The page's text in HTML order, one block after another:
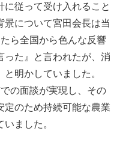
従って受け入れること
景について宮田会長は当
ら全国から色んな反響
った』と言われたが、消
明かしていました。
の面談が実現し、その
定のため持続可能な農業
ました。